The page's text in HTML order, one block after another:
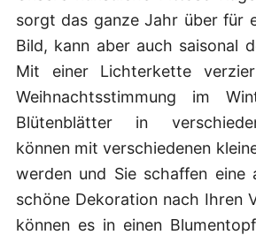
sorgt das ganze Jahr über für
Bild, kann aber auch saisonal
Mit einer Lichterkette
Weihnachtsstimmung im
Blütenblätter in
können mit verschiedenen
werden und Sie schaffen eine
schöne Dekoration nach Ihren
können es in einen